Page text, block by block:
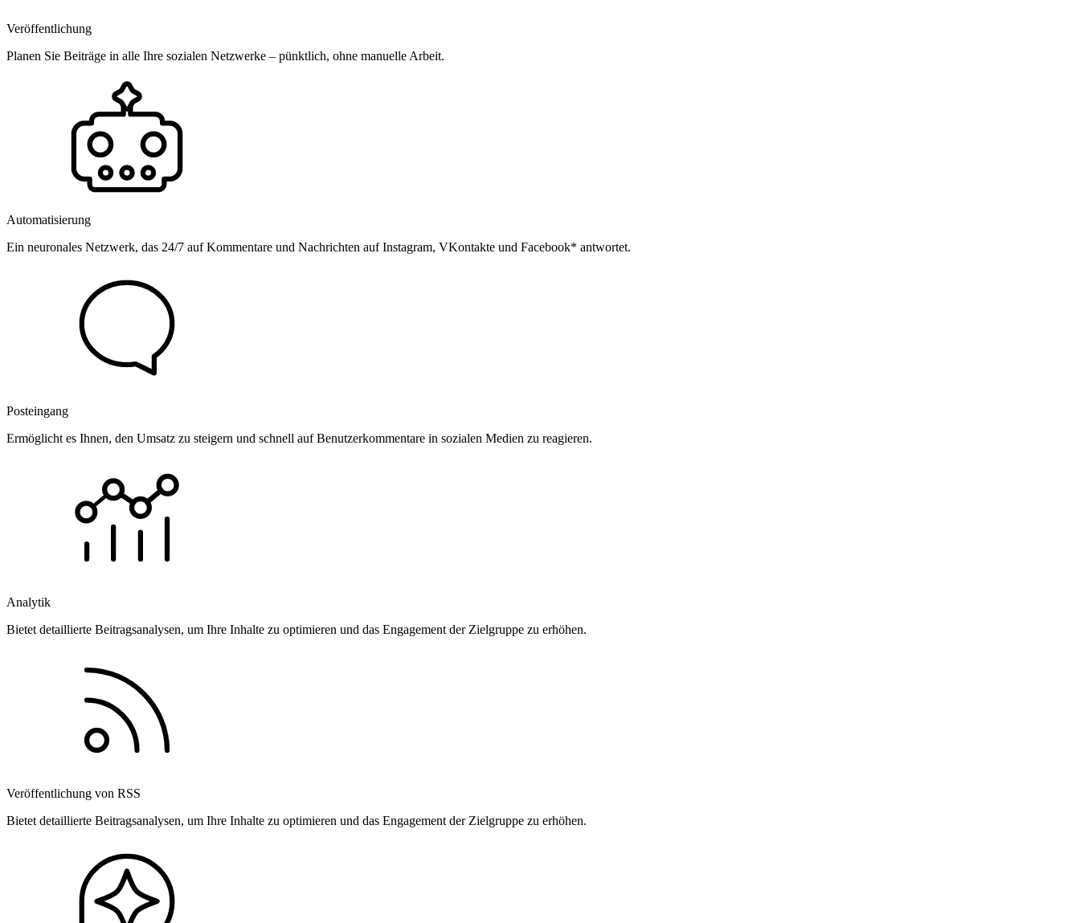
Veröffentlichung
Planen Sie Beiträge in alle Ihre sozialen Netzwerke – pünktlich, ohne manuelle Arbeit.
Automatisierung
Ein neuronales Netzwerk, das 24/7 auf Kommentare und Nachrichten auf Instagram, VKontakte und Facebook* antwortet.
Posteingang
Ermöglicht es Ihnen, den Umsatz zu steigern und schnell auf Benutzerkommentare in sozialen Medien zu reagieren.
Analytik
Bietet detaillierte Beitragsanalysen, um Ihre Inhalte zu optimieren und das Engagement der Zielgruppe zu erhöhen.
Veröffentlichung von RSS
Bietet detaillierte Beitragsanalysen, um Ihre Inhalte zu optimieren und das Engagement der Zielgruppe zu erhöhen.